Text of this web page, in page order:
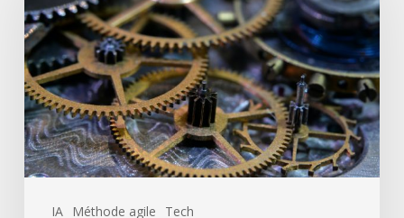
IA Méthode agile Tech
entreprise